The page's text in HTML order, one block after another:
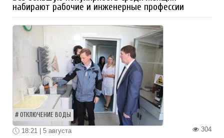
набирают рабочие и инженерные профессии
ОТКЛЮЧЕНИЕ ВОДЫ
304
18:21 | 5 августа